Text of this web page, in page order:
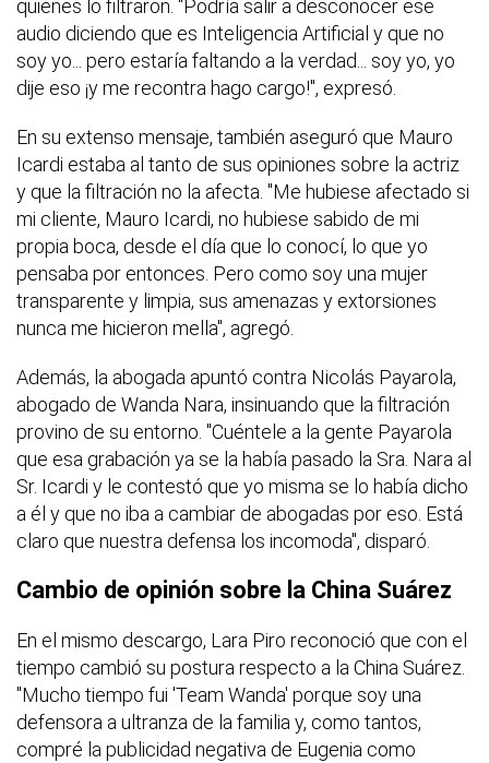
quienes lo filtraron. "Podría salir a desconocer ese
audio diciendo que es Inteligencia Artificial y que no
soy yo... pero estaría faltando a la verdad... soy yo, yo
dije eso ¡y me recontra hago cargo!", expresó.
En su extenso mensaje, también aseguró que Mauro
Icardi estaba al tanto de sus opiniones sobre la actriz
y que la filtración no la afecta. "Me hubiese afectado si
mi cliente, Mauro Icardi, no hubiese sabido de mi
propia boca, desde el día que lo conocí, lo que yo
pensaba por entonces. Pero como soy una mujer
transparente y limpia, sus amenazas y extorsiones
nunca me hicieron mella", agregó.
Además, la abogada apuntó contra Nicolás Payarola,
abogado de Wanda Nara, insinuando que la filtración
provino de su entorno. "Cuéntele a la gente Payarola
que esa grabación ya se la había pasado la Sra. Nara al
Sr. Icardi y le contestó que yo misma se lo había dicho
a él y que no iba a cambiar de abogadas por eso. Está
claro que nuestra defensa los incomoda", disparó.
Cambio de opinión sobre la China Suárez
En el mismo descargo, Lara Piro reconoció que con el
tiempo cambió su postura respecto a la China Suárez.
"Mucho tiempo fui 'Team Wanda' porque soy una
defensora a ultranza de la familia y, como tantos,
compré la publicidad negativa de Eugenia como